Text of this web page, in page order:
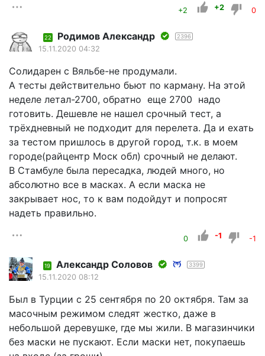
+2 +2 0
22 Родимов Александр 2396
15.11.2020 04:32
Солидарен с Вяльбе-не продумали.
А тесты действительно бьют по карману. На этой
неделе летал-2700, обратно еще 2700 надо
готовить. Дешевле не нашел срочный тест, а
трёхдневный не подходит для перелета. Да и ехать
за тестом пришлось в другой город, т.к. в моем
городе(райцентр Моск обл) срочный не делают.
В Стамбуле была пересадка, людей много, но
абсолютно все в масках. А если маска не
закрывает нос, то к вам подойдут и попросят
надеть правильно.
0 -1 -1
19 Александр Соловов 3399
15.11.2020 08:12
Был в Турции с 25 сентября по 20 октября. Там за
масочным режимом следят жестко, даже в
небольшой деревушке, где мы жили. В магазинчики
без маски не пускают. Если маски нет, покупаешь